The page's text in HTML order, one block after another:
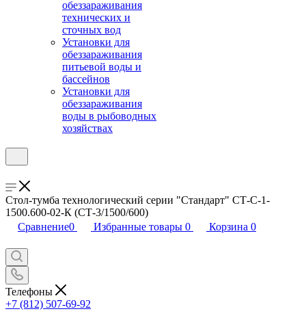
обеззараживания
технических и
сточных вод
Установки для
обеззараживания
питьевой воды и
бассейнов
Установки для
обеззараживания
воды в рыбоводных
хозяйствах
Стол-тумба технологический серии "Стандарт" СТ-С-1-
1500.600-02-К (СТ-3/1500/600)
Сравнение0 Избранные товары 0 Корзина 0
Телефоны
+7 (812) 507-69-92